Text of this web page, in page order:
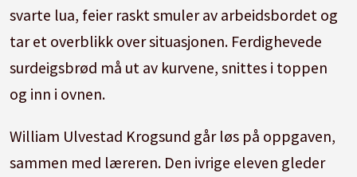
svarte lua, feier raskt smuler av arbeidsbordet og
tar et overblikk over situasjonen. Ferdighevede
surdeigsbrød må ut av kurvene, snittes i toppen
og inn i ovnen.
William Ulvestad Krogsund går løs på oppgaven,
sammen med læreren. Den ivrige eleven gleder